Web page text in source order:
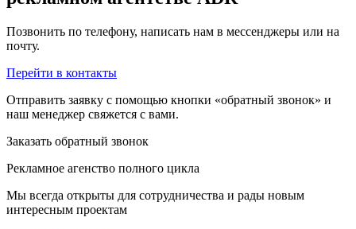
Позвонить по телефону, написать нам в мессенджеры или на
почту.
Перейти в контакты
Отправить заявку с помощью кнопки «обратный звонок» и
наш менеджер свяжется с вами.
Заказать обратный звонок
Рекламное агенство полного цикла
Мы всегда открыты для сотрудничества и рады новым
интересным проектам